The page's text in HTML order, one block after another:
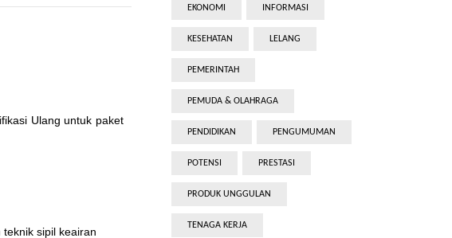
Ulang untuk paket
sipil keairan
EKONOMI INFORMASI
KESEHATAN LELANG
PEMERINTAH
PEMUDA & OLAHRAGA
PENDIDIKAN PENGUMUMAN
POTENSI PRESTASI
PRODUK UNGGULAN
TENAGA KERJA